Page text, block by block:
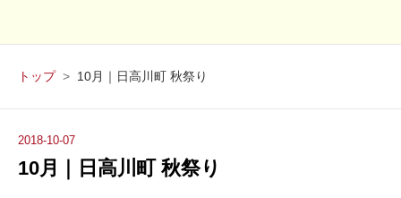
トップ > 10月｜日高川町 秋祭り
2018-10-07
10月｜日高川町 秋祭り